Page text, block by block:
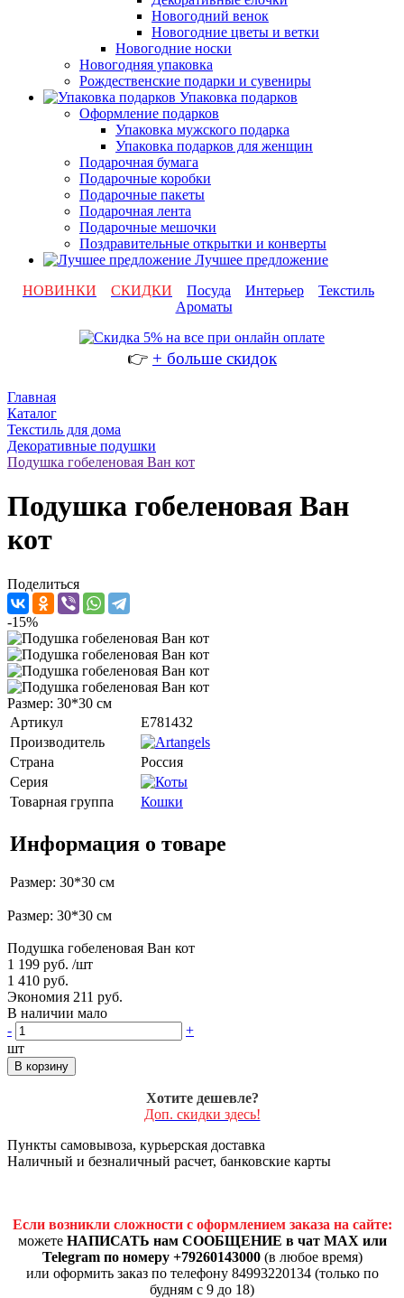
Новогодний венок
Новогодние цветы и ветки
Новогодние носки
Новогодняя упаковка
Рождественские подарки и сувениры
Упаковка подарков
Оформление подарков
Упаковка мужского подарка
Упаковка подарков для женщин
Подарочная бумага
Подарочные коробки
Подарочные пакеты
Подарочная лента
Подарочные мешочки
Поздравительные открытки и конверты
Лучшее предложение
НОВИНКИ
СКИДКИ Посуда Интерьер
Текстиль
Ароматы
👉 + больше скидок
Главная
Каталог
Текстиль для дома
Декоративные подушки
Подушка гобеленовая Ван кот
Подушка гобеленовая Ван
кот
Поделиться
-15%
Размер: 30*30 см
Артикул
E781432
Производитель
Страна
Россия
Серия
Товарная группа
Кошки
Информация о товаре
Размер: 30*30 см
Размер: 30*30 см
Подушка гобеленовая Ван кот
1 199 руб. /шт
1 410 руб.
Экономия 211 руб.
В наличии мало
-
+
шт
В корзину
Хотите дешевле?
Доп. скидки здесь!
Пункты самовывоза, курьерская доставка
Наличный и безналичный расчет, банковские карты
Если возникли сложности с оформлением заказа на сайте:
можете НАПИСАТЬ нам СООБЩЕНИЕ в чат MAX или
Telegram по номеру +79260143000(в любое время)
или оформить заказ по телефону 84993220134 (только по
будням с 9 до 18)